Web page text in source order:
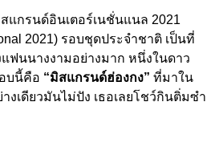
แกรนด์อินเตอร์เนชั่นแนล 2021
2021) รอบชุดประจำชาติ เป็นที่
ฟนนางงามอย่างมาก หนึ่งในดาว
บนี้คือ “มิสแกรนด์ฮ่องกง” ที่มาใน
เดียวมันไม่ปัง เธอเลยโชว์กินติ่มซำ